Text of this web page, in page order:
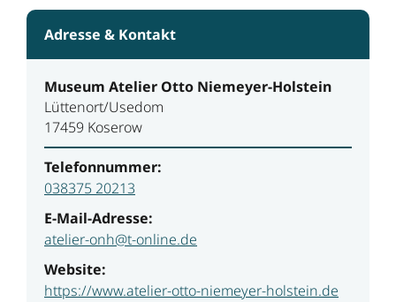
Adresse & Kontakt
Museum Atelier Otto Niemeyer-Holstein
Lüttenort/Usedom
17459 Koserow
Telefonnummer:
038375 20213
E-Mail-Adresse:
atelier-onh@t-online.de
Website:
https://www.atelier-otto-niemeyer-holstein.de